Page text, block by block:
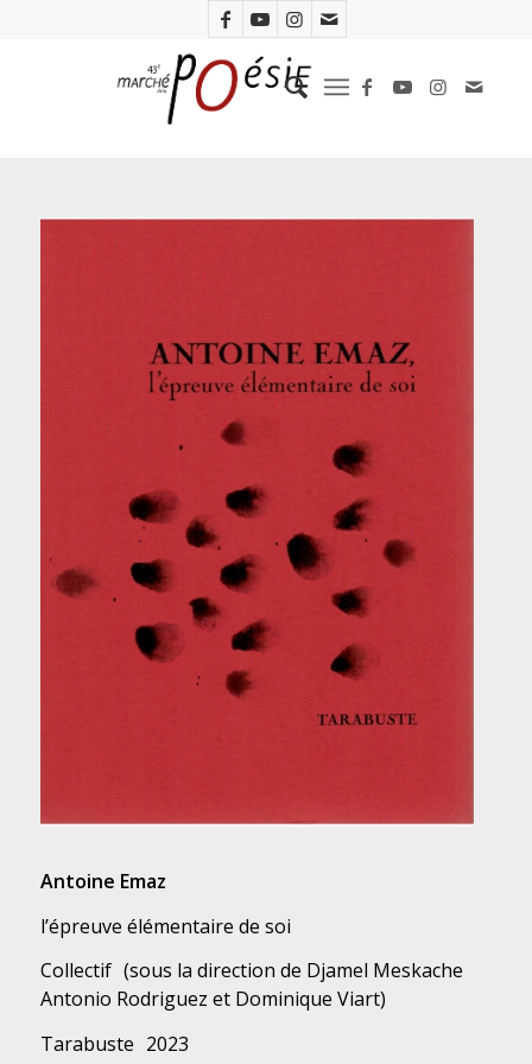
Antoine Emaz
l’épreuve élémentaire de soi
Collectif (sous la direction de Djamel Meskache
Antonio Rodriguez et Dominique Viart)
Tarabuste 2023